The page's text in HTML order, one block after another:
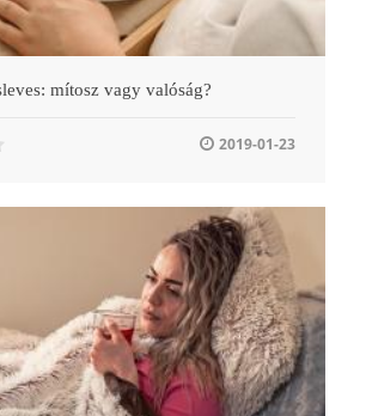
mítosz vagy valóság?
2019-01-23